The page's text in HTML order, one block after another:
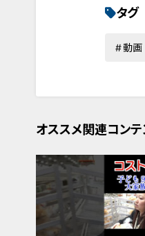
タグ
動画
オススメ関連コンテ